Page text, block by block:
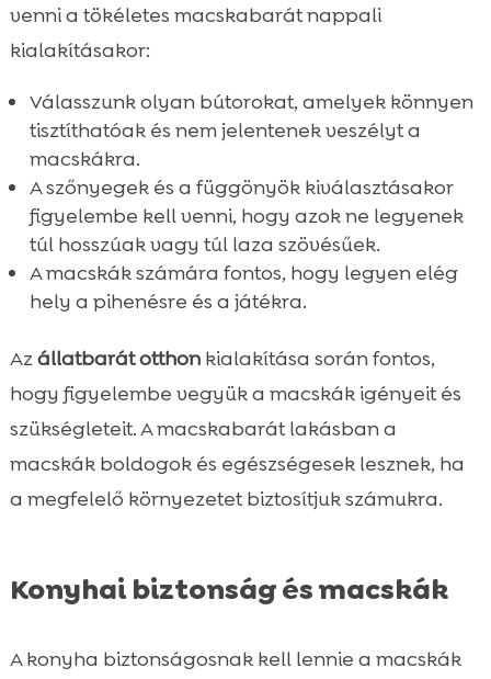
venni a tökéletes macskabarát nappali
kialakításakor:
Válasszunk olyan bútorokat, amelyek könnyen
tisztíthatóak és nem jelentenek veszélyt a
macskákra.
A szőnyegek és a függönyök kiválasztásakor
figyelembe kell venni, hogy azok ne legyenek
túl hosszúak vagy túl laza szövésűek.
A macskák számára fontos, hogy legyen elég
hely a pihenésre és a játékra.
Azállatbarát otthonkialakítása során fontos,
hogy figyelembe vegyük a macskák igényeit és
szükségleteit. A macskabarát lakásban a
macskák boldogok és egészségesek lesznek, ha
a megfelelő környezetet biztosítjuk számukra.
Konyhai biztonság és macskák
A konyha biztonságosnak kell lennie a macskák